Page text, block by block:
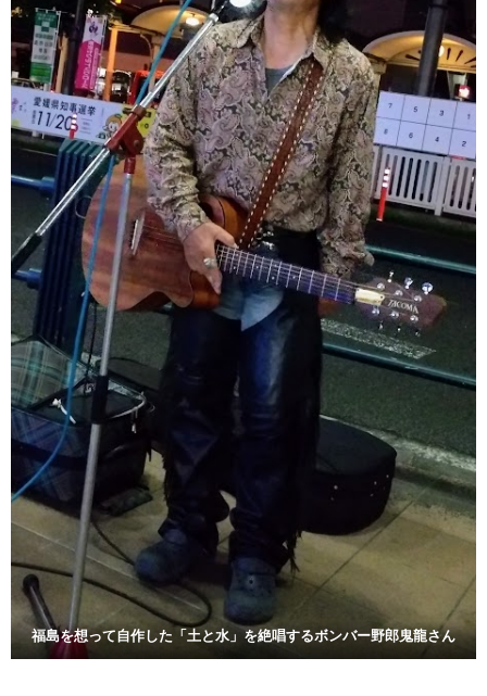
福島を想って自作した「土と水」を絶唱するボンバー野郎鬼龍さん